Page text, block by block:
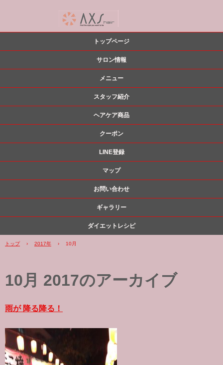
トップページ
サロン情報
メニュー
スタッフ紹介
ヘアケア商品
クーポン
LINE登録
マップ
お問い合わせ
ギャラリー
ダイエットレシピ
トップ › 2017年 › 10月
10月 2017のアーカイブ
雨が 降る降る！